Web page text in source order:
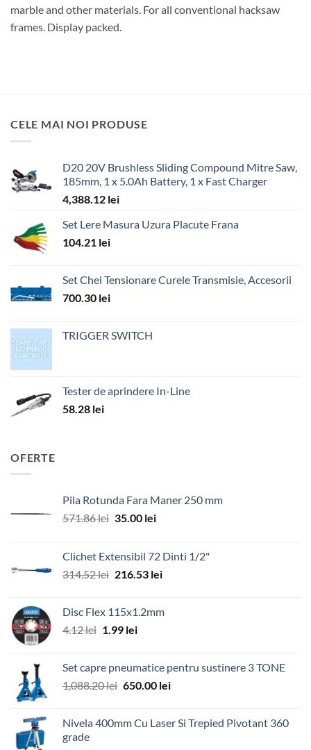
marble and other materials. For all conventional hacksaw
frames. Display packed.
CELE MAI NOI PRODUSE
D20 20V Brushless Sliding Compound Mitre Saw,
185mm, 1 x 5.0Ah Battery, 1 x Fast Charger
4,388.12 lei
Set Lere Masura Uzura Placute Frana
104.21 lei
Set Chei Tensionare Curele Transmisie, Accesorii
700.30 lei
TRIGGER SWITCH
Tester de aprindere In-Line
58.28 lei
OFERTE
Pila Rotunda Fara Maner 250 mm
571.86lei Prețul
fost:
571.86 lei.
35.00 leiPrețul
35.00 lei.
Clichet Extensibil 72 Dinti 1/2"
314.52lei Prețul
fost:
314.52 lei.
216.53 leiPrețul
216.53 lei.
Disc Flex 115x1.2mm
4.12lei Prețul
fost:
4.12 lei.
1.99 leiPrețul
1.99 lei.
Set capre pneumatice pentru sustinere 3 TONE
1,088.20lei Prețul
fost:
650.00 leiPrețul
650.00 lei.
Nivela 400mm Cu Laser Si Trepied Pivotant 360
grade